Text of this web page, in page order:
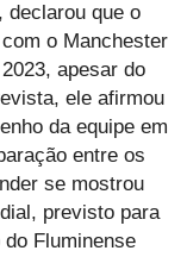
declarou que o
o Manchester
apesar do
ele afirmou
da equipe em
entre os
se mostrou
previsto para
Fluminense